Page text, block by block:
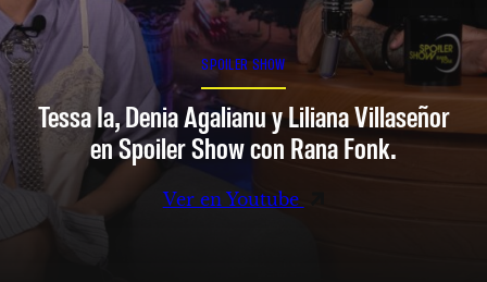
SPOILER SHOW
Tessa Ia, Denia Agalianu y Liliana Villaseñor
en Spoiler Show con Rana Fonk.
Ver en Youtube